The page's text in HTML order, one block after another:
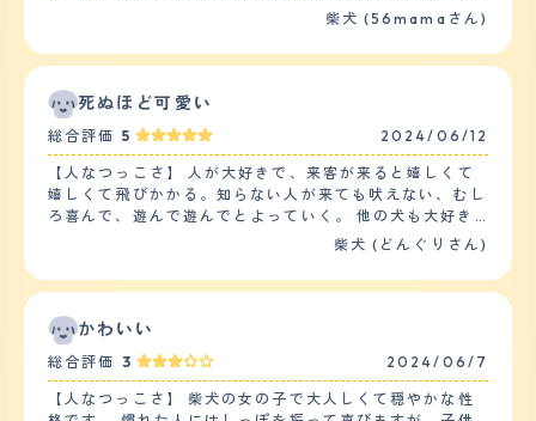
いて撫でたいと近寄ってきた女の子を泣かせたことがあり
はしません。他の犬についてはお友達のプードルが大好き
ルやマルチーズ、チワワなど洋風のワンちゃんが好きで
す。パグは相性があまりよくないようです。 【落ち着
き】 しつけてないのにわりと度胸があるのか外出先では
落ち着いています。他の犬に吠えたりしません。ただ唯
一、食べ物が絡むと人一倍落ち着きがなくなります。とて
も食いしん坊で食への執着がすごいです。あと強いていえ
ば打ち上げ花火の音と太鼓の音は嫌がります。 【しつけ
やすさ】 日常的な訓練やしつけについては簡単なことし
ってくれます。散歩を嫌がるので回数は多くて二日に一
回、長さは行き先にもよりますが30分弱です。家の中で
走り回って遊ぶことは一日一回あります。 【お手入れ】
・毛の長さや質感：短毛・ダブルコート・固い直毛・毛量
多いです。 ・シャンプーやブラッシングの頻度、抜け毛
の状況：サロンで月1、自宅で月1シャンプーをしていま
柴犬 (56mamaさん)
死ぬほど可愛い
総合評価 5 2024/06/12
【人なつっこさ】 人が大好きで、来客が来ると嬉しくて
嬉しくて飛びかかる。知らない人が来ても吠えない、むし
ろ喜んで、遊んで遊んでとよっていく。 他の犬も大好き
で、散歩中には、他の犬にちょっかいをかける。 一緒に
が、残念なことに他の柴犬には嫌われているため相手にさ
てと近づいていくので、相性は良いかと思う。子供とも相
性は良い印象。 【落ち着き】 人がいない時や話し声が聞
こえない時は、1人で静かに過ごしている。誰か来たり、
外で話し声が聞こえたら、ソワソワしながら、部屋中を歩
き回る。夜の寝る時間は自分で気づいているようで、夜は
柴犬 (どんぐりさん)
かわいい
総合評価 3 2024/06/7
【人なつっこさ】 柴犬の女の子で大人しくて穏やかな性